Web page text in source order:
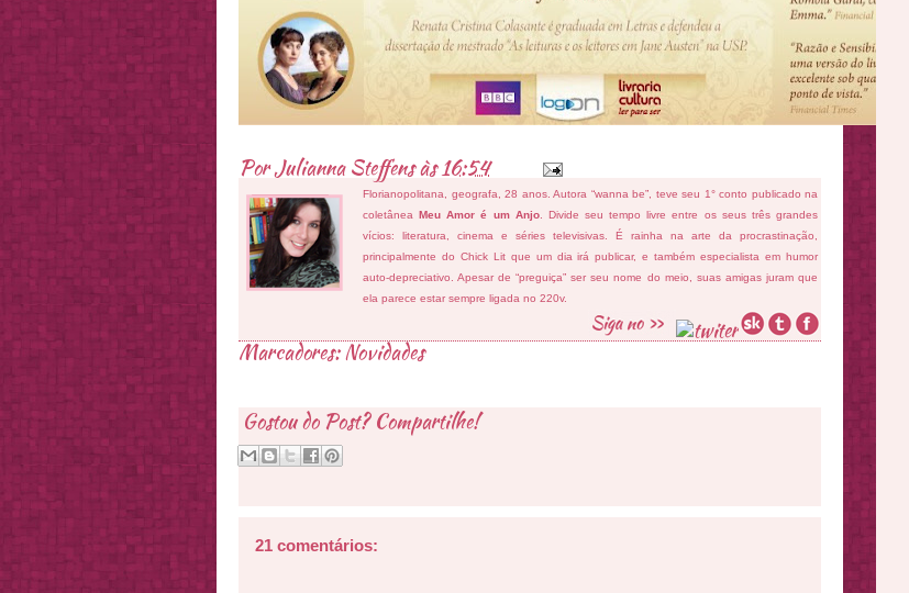
PorJulianna Steffensàs16:54
Florianopolitana, geografa, 28 anos. Autora “wanna be”, teve seu 1° conto publicado na
coletâneaMeu Amor é um Anjo. Divide seu tempo livre entre os seus três grandes
vícios: literatura, cinema e séries televisivas. É rainha na arte da procrastinação,
principalmente do Chick Lit que um dia irá publicar, e também especialista em humor
auto-depreciativo. Apesar de “preguiça” ser seu nome do meio, suas amigas juram que
ela parece estar sempre ligada no 220v.
Marcadores:Novidades
Gostou do Post? Compartilhe!
21 comentários: